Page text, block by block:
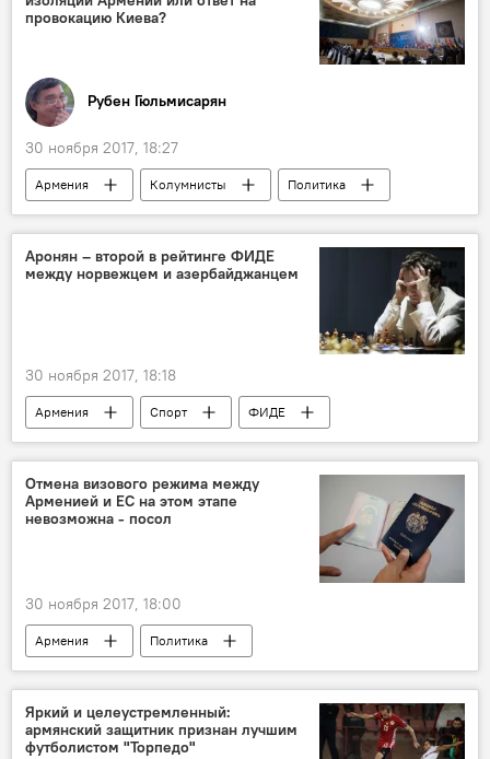
провокацию Киева?
Рубен Гюльмисарян
30 ноября 2017, 18:27
Армения Колумнисты Политика
Аронян – второй в рейтинге ФИДЕ
между норвежцем и азербайджанцем
30 ноября 2017, 18:18
Армения Спорт
ФИДЕ
гроссмейстер
Отмена визового режима между
Арменией и ЕС на этом этапе
невозможна - посол
30 ноября 2017, 18:00
Армения Политика
Яркий и целеустремленный:
армянский защитник признан лучшим
футболистом "Торпедо"